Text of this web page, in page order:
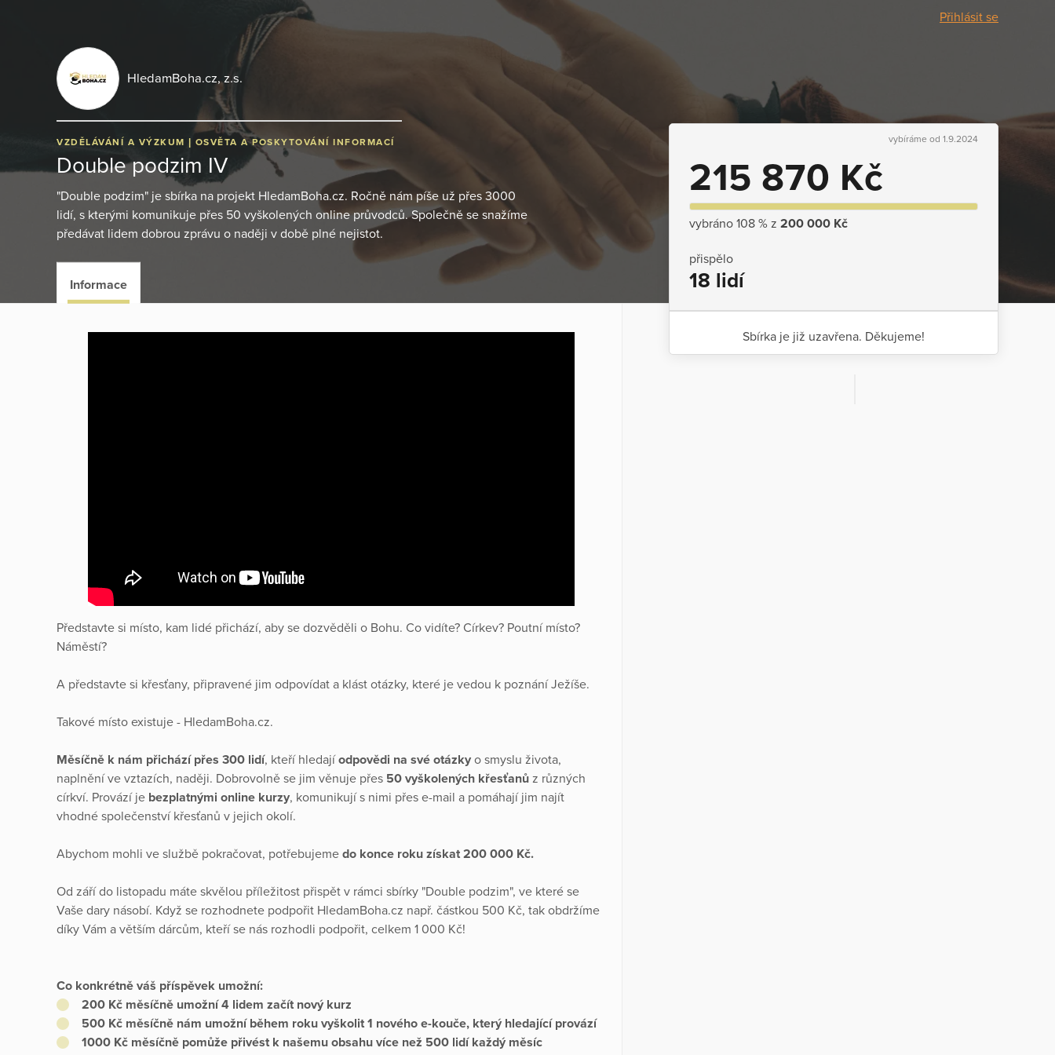
Přihlásit se
HledamBoha.cz, z.s.
VZDĚLÁVÁNÍ A VÝZKUM OSVĚTA A POSKYTOVÁNÍ INFORMACÍ
Double podzim IV
"Double podzim" je sbírka na projekt HledamBoha.cz. Ročně nám píše už přes 3000
lidí, s kterými komunikuje přes 50 vyškolených online průvodců. Společně se snažíme
předávat lidem dobrou zprávu o naději v době plné nejistot.
vybíráme od 1.9.2024
215 870 Kč
vybráno 108 % z 200 000 Kč
přispělo
18 lidí
Sbírka je již uzavřena. Děkujeme!
Informace
Představte si místo, kam lidé přichází, aby se dozvěděli o Bohu. Co vidíte? Církev? Poutní místo?
Náměstí?
A představte si křesťany, připravené jim odpovídat a klást otázky, které je vedou k poznání Ježíše.
Takové místo existuje - HledamBoha.cz.
Měsíčně k nám přichází přes 300 lidí, kteří hledajíodpovědi na své otázky o smyslu života,
naplnění ve vztazích, naději. Dobrovolně se jim věnuje přes 50 vyškolených křesťanů z různých
církví. Provází je bezplatnými online kurzy, komunikují s nimi přes e-mail a pomáhají jim najít
vhodné společenství křesťanů v jejich okolí.
Abychom mohli ve službě pokračovat, potřebujeme do konce roku získat 200 000 Kč.
Od září do listopadu máte skvělou příležitost přispět v rámci sbírky "Double podzim", ve které se
Vaše dary násobí. Když se rozhodnete podpořit HledamBoha.cz např. částkou 500 Kč, tak obdržíme
díky Vám a větším dárcům, kteří se nás rozhodli podpořit, celkem 1 000 Kč!
Co konkrétně váš příspěvek umožní:
200 Kč měsíčně umožní 4 lidem začít nový kurz
500 Kč měsíčně nám umožní během roku vyškolit 1 nového e-kouče, který hledající provází
1000 Kč měsíčně pomůže přivést k našemu obsahu více než 500 lidí každý měsíc